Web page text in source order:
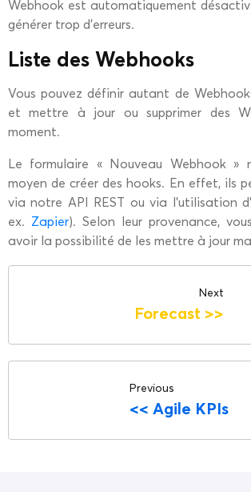
Webhook est automatiquement
générer trop d’erreurs.
Liste des Webhooks
Vous pouvez définir autant de
et mettre à jour ou supprimer des
moment.
Le formulaire « Nouveau Webhook »
moyen de créer des hooks. En effet, ils
via notre API REST ou via l’utilisation
ex. Zapier). Selon leur provenance,
avoir la possibilité de les mettre à jour
Previous
<< Agile KPIs
Next
Forecast >>